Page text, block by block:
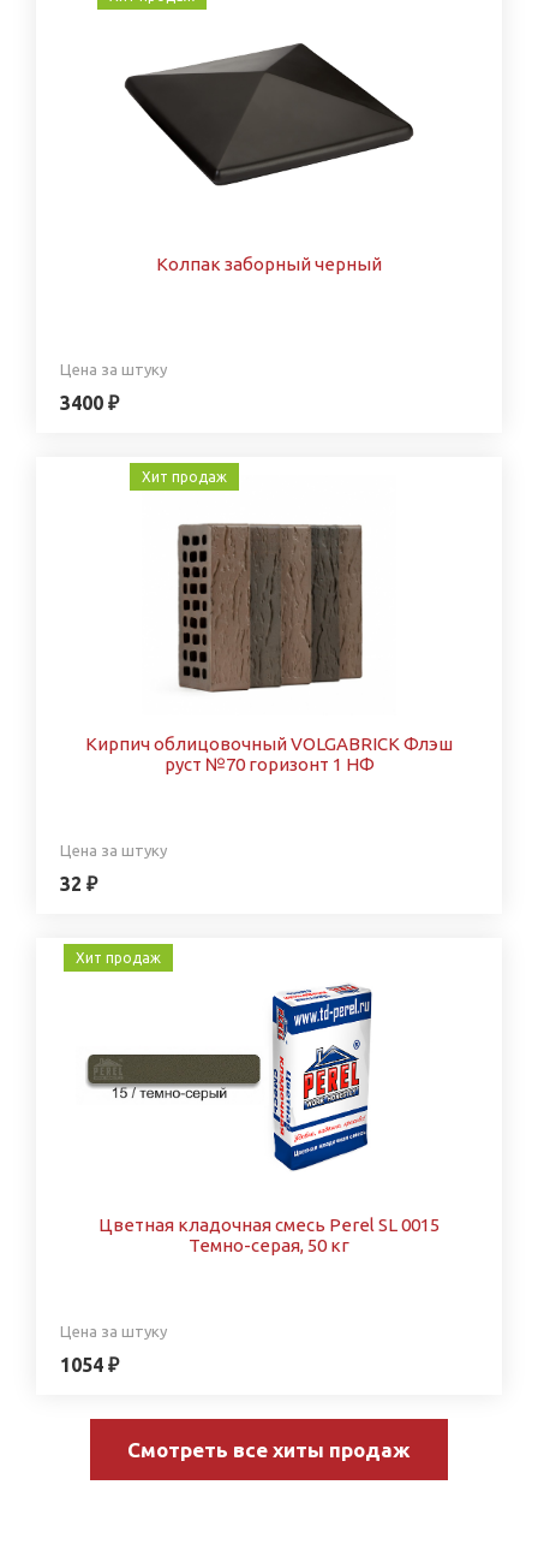
Колпак заборный черный
Цена за штуку
3400 ₽
Хит продаж
Кирпич облицовочный VOLGABRICK Флэш
руст №70 горизонт 1 НФ
Цена за штуку
32 ₽
Хит продаж
Цветная кладочная смесь Perel SL 0015
Темно-серая, 50 кг
Цена за штуку
1054 ₽
Смотреть все хиты продаж